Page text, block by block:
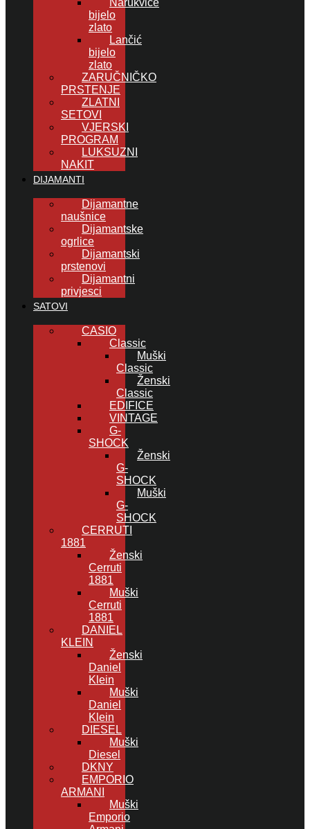
Narukvice
bijelo
zlato
Lančić
bijelo
zlato
ZARUČNIČKO
PRSTENJE
ZLATNI
SETOVI
VJERSKI
PROGRAM
LUKSUZNI
NAKIT
DIJAMANTI
Dijamantne
naušnice
Dijamantske
ogrlice
Dijamantski
prstenovi
Dijamantni
privjesci
SATOVI
CASIO
Classic
Muški
Classic
Ženski
Classic
EDIFICE
VINTAGE
G-
SHOCK
Ženski
G-
SHOCK
Muški
G-
SHOCK
CERRUTI
1881
Ženski
Cerruti
1881
Muški
Cerruti
1881
DANIEL
KLEIN
Ženski
Daniel
Klein
Muški
Daniel
Klein
DIESEL
Muški
Diesel
DKNY
EMPORIO
ARMANI
Muški
Emporio